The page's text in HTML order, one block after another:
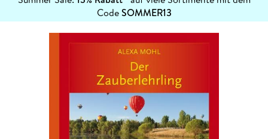
CodeSOMMER13
erfahren